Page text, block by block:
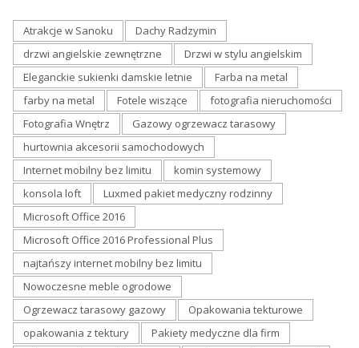
Atrakcje w Sanoku
Dachy Radzymin
drzwi angielskie zewnętrzne
Drzwi w stylu angielskim
Eleganckie sukienki damskie letnie
Farba na metal
farby na metal
Fotele wiszące
fotografia nieruchomości
Fotografia Wnętrz
Gazowy ogrzewacz tarasowy
hurtownia akcesorii samochodowych
Internet mobilny bez limitu
komin systemowy
konsola loft
Luxmed pakiet medyczny rodzinny
Microsoft Office 2016
Microsoft Office 2016 Professional Plus
najtańszy internet mobilny bez limitu
Nowoczesne meble ogrodowe
Ogrzewacz tarasowy gazowy
Opakowania tekturowe
opakowania z tektury
Pakiety medyczne dla firm